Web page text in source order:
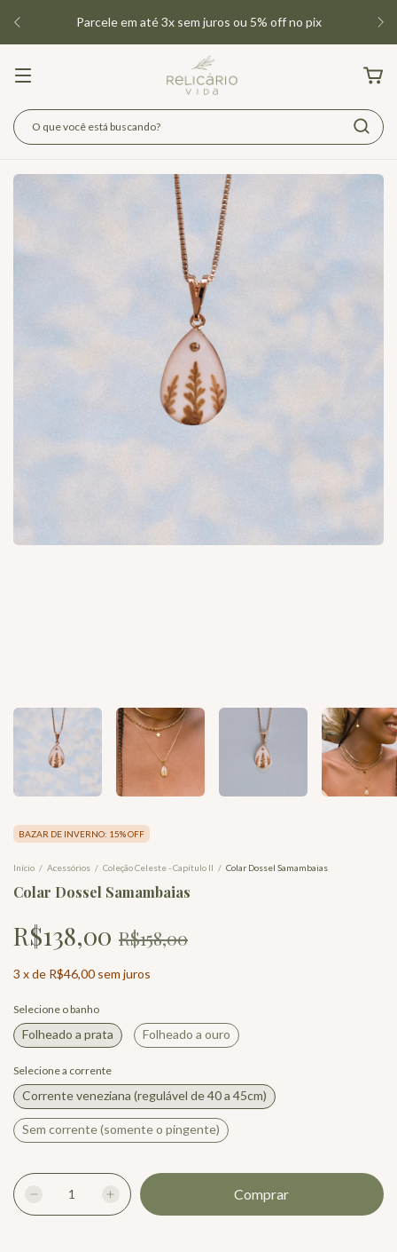
Parcele em até 3x sem juros ou 5% off no pix
BAZAR DE INVERNO: 15% OFF
Início / Acessórios / Coleção Celeste - Capítulo II / Colar Dossel Samambaias
Colar Dossel Samambaias
R$138,00 R$158,00
3 xde R$46,00 sem juros
Selecione o banho
Folheado a prata Folheado a ouro
Selecione a corrente
Corrente veneziana (regulável de 40 a 45cm)
Sem corrente (somente o pingente)